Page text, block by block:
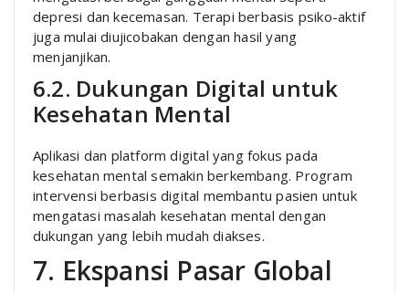
depresi dan kecemasan. Terapi berbasis psiko-aktif
juga mulai diujicobakan dengan hasil yang
menjanjikan.
6.2. Dukungan Digital untuk
Kesehatan Mental
Aplikasi dan platform digital yang fokus pada
kesehatan mental semakin berkembang. Program
intervensi berbasis digital membantu pasien untuk
mengatasi masalah kesehatan mental dengan
dukungan yang lebih mudah diakses.
7. Ekspansi Pasar Global